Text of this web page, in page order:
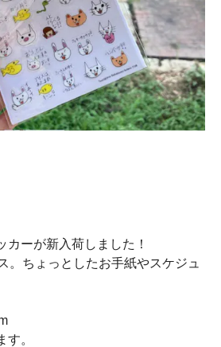
カーが新入荷しました！
。ちょっとしたお手紙やスケジュ
。